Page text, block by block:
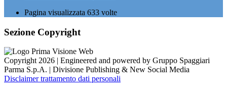
Pagina visualizzata 633 volte
Sezione Copyright
Copyright 2026 | Engineered and powered by Gruppo Spaggiari
Parma S.p.A. | Divisione Publishing & New Social Media
Disclaimer trattamento dati personali